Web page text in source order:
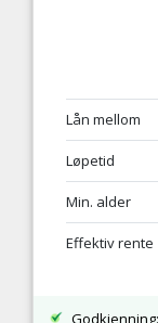
Lån mellom
Løpetid
Min. alder
Effektiv rente